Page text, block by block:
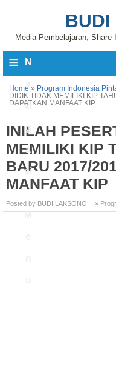
BUDI
Media Pembelajaran,
≡ N
vi
g
a
si
M
Home » Program Indonesia
DIDIK TIDAK MEMILIKI KIP
DAPATKAN MANFAAT KIP
INILAH
MEMILIKI KIP
BARU 2017/
MANFAAT KIP
Posted by BUDI LAKSONO »